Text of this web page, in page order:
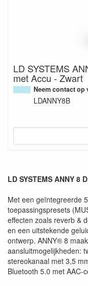
LD SYSTEMS
met Accu - Zwart
Neem contact op
LDANNY8B
LD SYSTEMS ANNY 8
Met een geïntegreerde
toepassingspresets
effecten zoals reverb &
en een uitstekende
ontwerp. ANNY® 8
aansluitmogelijkheden:
stereokanaal met 3,5
Bluetooth 5.0 met AAC-